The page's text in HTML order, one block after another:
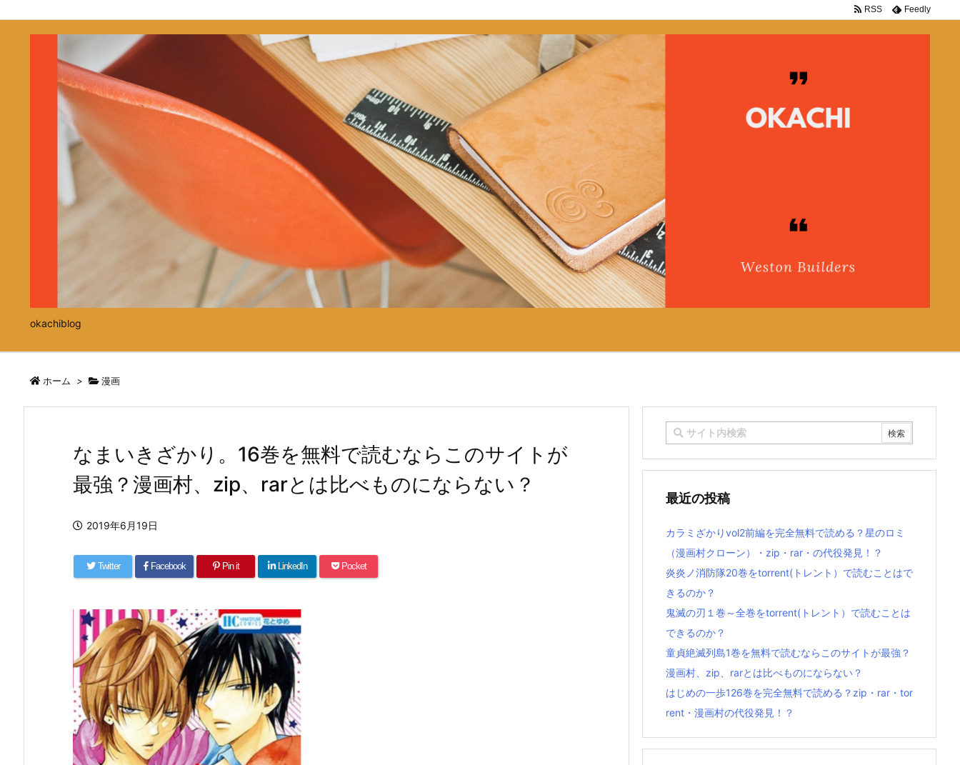
okachiblog
RSS Feedly
ホーム > 漫画
なまいきざかり。16巻を無料で読むならこのサイトが
最強？漫画村、zip、rarとは比べものにならない？
2019年6月19日
Twitter Facebook Pin it LinkedIn Pocket
最近の投稿
カラミざかりvol2前編を完全無料で読める？星のロミ
（漫画村クローン）・zip・rar・の代役発見！？
炎炎ノ消防隊20巻をtorrent(トレント）で読むことはで
きるのか？
鬼滅の刃１巻～全巻をtorrent(トレント）で読むことは
できるのか？
童貞絶滅列島1巻を無料で読むならこのサイトが最強？
漫画村、zip、rarとは比べものにならない？
はじめの一歩126巻を完全無料で読める？zip・rar・tor
rent・漫画村の代役発見！？